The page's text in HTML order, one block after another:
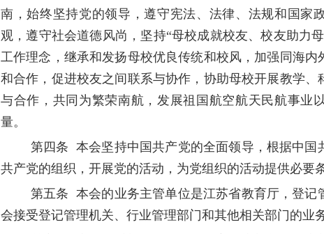
南，始终坚持党的领导，遵守宪法、法律、法规和国家
观，遵守社会道德风尚，坚持“母校成就校友、校友助力
工作理念，继承和发扬母校优良传统和校风，加强同海内
和合作，促进校友之间联系与协作，协助母校开展教学、
与合作，共同为繁荣南航，发展祖国航空航天民航事业
量。
第四条 本会坚持中国共产党的全面领导，根据中国
共产党的组织，开展党的活动，为党组织的活动提供必要条
第五条 本会的业务主管单位是江苏省教育厅，登记
会接受登记管理机关、行业管理部门和其他相关部门的业